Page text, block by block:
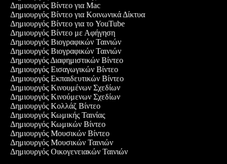
Δημιουργός Βίντεο για Mac
Δημιουργός Βίντεο για Κοινωνικά Δίκτυα
Δημιουργός Βίντεο για το YouTube
Δημιουργός Βίντεο με Αφήγηση
Δημιουργός Βιογραφικών Ταινιών
Δημιουργός Βιογραφικών Ταινιών
Δημιουργός Διαφημιστικών Βίντεο
Δημιουργός Εισαγωγικών Βίντεο
Δημιουργός Εκπαιδευτικών Βίντεο
Δημιουργός Κινουμένων Σχεδίων
Δημιουργός Κινούμενων Σχεδίων
Δημιουργός Κολλάζ Βίντεο
Δημιουργός Κωμικής Ταινίας
Δημιουργός Κωμικών Βίντεο
Δημιουργός Μουσικών Βίντεο
Δημιουργός Μουσικών Ταινιών
Δημιουργός Οικογενειακών Ταινιών